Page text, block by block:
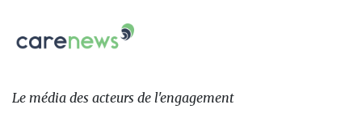
sur:
Le
des
Le média des acteurs de l'engagement